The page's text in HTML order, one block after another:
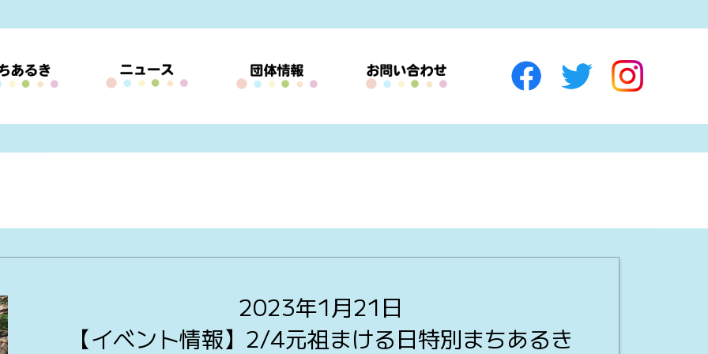
2023年1月21日
【イベント情報】2/4元祖まける日特別まちあるき